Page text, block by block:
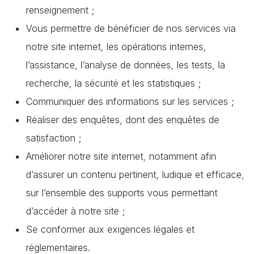
renseignement ;
Vous permettre de bénéficier de nos services via
notre site internet, les opérations internes,
l’assistance, l’analyse de données, les tests, la
recherche, la sécurité et les statistiques ;
Communiquer des informations sur les services ;
Réaliser des enquêtes, dont des enquêtes de
satisfaction ;
Améliorer notre site internet, notamment afin
d’assurer un contenu pertinent, ludique et efficace,
sur l’ensemble des supports vous permettant
d’accéder à notre site ;
Se conformer aux exigences légales et
réglementaires.